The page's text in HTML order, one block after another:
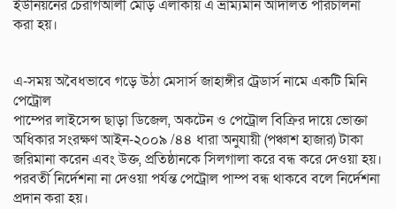
ইউনিয়নের চেরাগআলী মোড় এলাকায় এ ভ্রাম্যমান আদালত পরিচালনা
করা হয়।
এ-সময় অবৈধভাবে গড়ে উঠা মেসার্স জাহাঙ্গীর ট্রেডার্স নামে একটি মিনি
পেট্রোল
পাম্পের লাইসেন্স ছাড়া ডিজেল, অকটেন ও পেট্রোল বিক্রির দায়ে ভোক্তা
অধিকার সংরক্ষণ আইন-২০০৯ /৪৪ ধারা অনুযায়ী (পঞ্চাশ হাজার) টাকা
জরিমানা করেন এবং উক্ত, প্রতিষ্ঠানকে সিলগালা করে বন্ধ করে দেওয়া হয়।
পরবর্তী নির্দেশনা না দেওয়া পর্যন্ত পেট্রোল পাম্প বন্ধ থাকবে বলে নির্দেশনা
প্রদান করা হয়।